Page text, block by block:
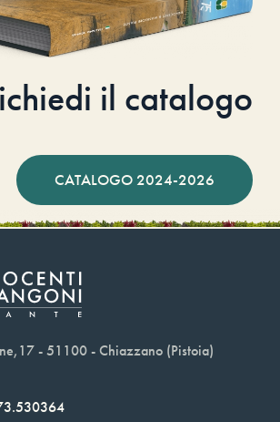
il catalogo
CATALOGO 2024-2026
- 51100 - Chiazzano (Pistoia)